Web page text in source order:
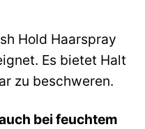
Hold Haarspray
Es bietet Halt
zu beschweren.
bei feuchtem